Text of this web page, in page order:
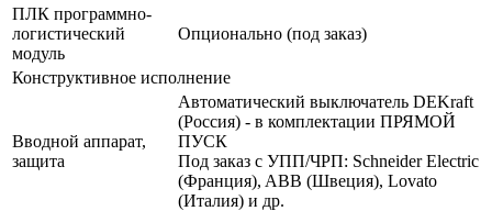
ПЛК программно-
логистический
модуль
Опционально (под заказ)
Конструктивное исполнение
Вводной аппарат,
защита
Автоматический выключатель DEKraft
(Россия) - в комплектации ПРЯМОЙ
ПУСК
Под заказ с УПП/ЧРП: Schneider Electric
(Франция), ABB (Швеция), Lovato
(Италия) и др.